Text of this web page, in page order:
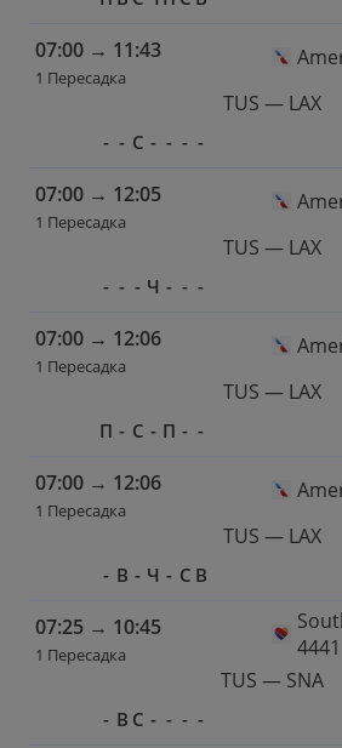
07:00 → 11:43
1 Пересадка
TUS — LAX
- - С - - - -
07:00 → 12:05
1 Пересадка
TUS — LAX
- - - Ч - - -
07:00 → 12:06
1 Пересадка
TUS — LAX
П - С - П - -
07:00 → 12:06
1 Пересадка
TUS — LAX
- В - Ч - С В
07:25 → 10:45
1 Пересадка
4441
TUS — SNA
- В С - - - -